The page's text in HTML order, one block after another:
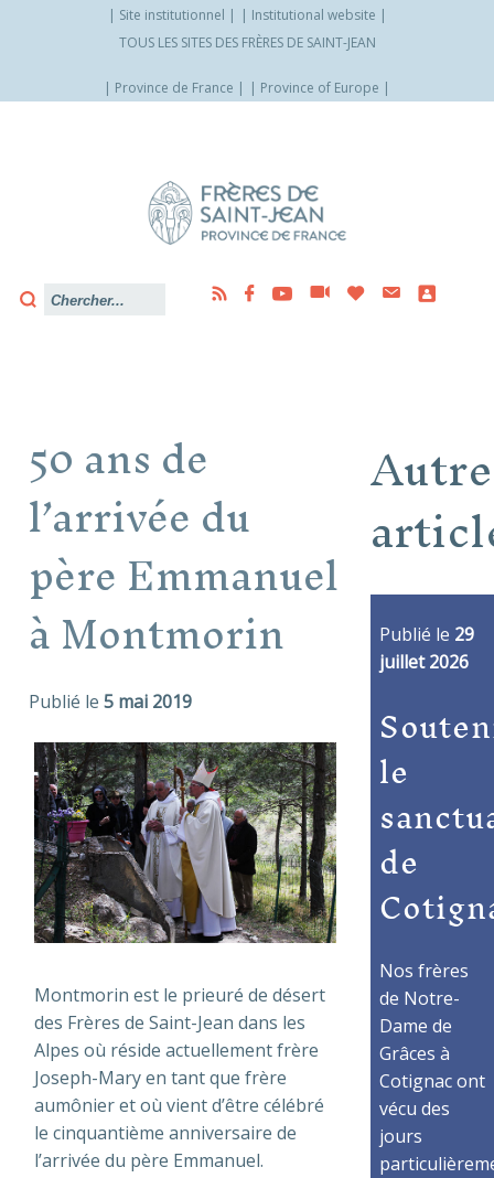
Site institutionnel
Institutional website
TOUS LES SITES DES FRÈRES DE SAINT-JEAN
Province de France
Province of Europe
50 ans de
l’arrivée du
père Emmanuel
à Montmorin
Publié le 5 mai 2019
Montmorin est le prieuré de désert
des Frères de Saint-Jean dans les
Alpes où réside actuellement frère
Joseph-Mary en tant que frère
aumônier et où vient d’être célébré
le cinquantième anniversaire de
l’arrivée du père Emmanuel.
Publié le 29
juillet 2026
le
de
Nos frères
de Notre-
Dame de
Grâces à
Cotignac ont
vécu des
jours